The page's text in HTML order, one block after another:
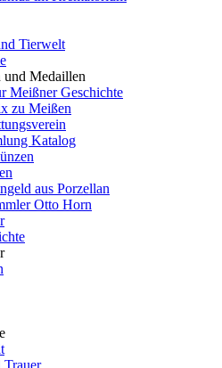
Tierwelt
und Medaillen
Meißner Geschichte
zu Meißen
Katalog
aus Porzellan
Otto Horn